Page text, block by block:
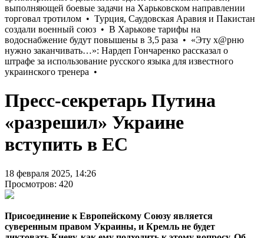
Пресс-секретарь Путина
«разрешил» Украине
вступить в ЕС
18 февраля 2025, 14:26
Просмотров: 420
Присоединение к Европейскому Союзу является
суверенным правом Украины, и Кремль не будет